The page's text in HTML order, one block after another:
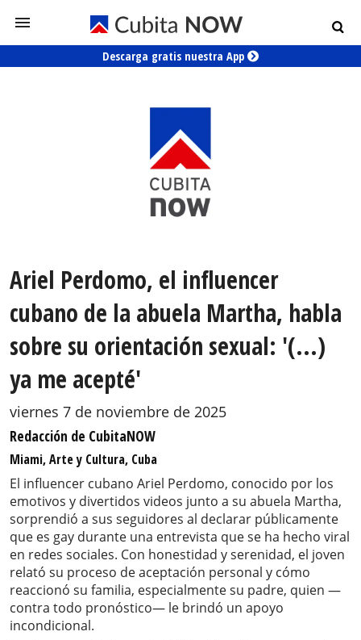
Descarga gratis nuestra App
Ariel Perdomo, el influencer
cubano de la abuela Martha, habla
sobre su orientación sexual: '(...)
ya me acepté'
viernes 7 de noviembre de 2025
Redacción de CubitaNOW
Miami, Arte y Cultura, Cuba
El influencer cubano Ariel Perdomo, conocido por los
emotivos y divertidos videos junto a su abuela Martha,
sorprendió a sus seguidores al declarar públicamente
que es gay durante una entrevista que se ha hecho viral
en redes sociales. Con honestidad y serenidad, el joven
relató su proceso de aceptación personal y cómo
reaccionó su familia, especialmente su padre, quien —
contra todo pronóstico— le brindó un apoyo
incondicional.